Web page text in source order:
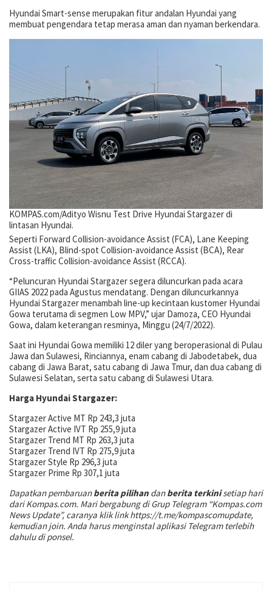
Hyundai Smart-sense merupakan fitur andalan Hyundai yang
membuat pengendara tetap merasa aman dan nyaman berkendara.
KOMPAS.com/Adityo Wisnu Test Drive Hyundai Stargazer di
lintasan Hyundai.
Seperti Forward Collision-avoidance Assist (FCA), Lane Keeping
Assist (LKA), Blind-spot Collision-avoidance Assist (BCA), Rear
Cross-traffic Collision-avoidance Assist (RCCA).
“Peluncuran Hyundai Stargazer segera diluncurkan pada acara
GIIAS 2022 pada Agustus mendatang. Dengan diluncurkannya
Hyundai Stargazer menambah line-up kecintaan kustomer Hyundai
Gowa terutama di segmen Low MPV,” ujar Damoza, CEO Hyundai
Gowa, dalam keterangan resminya, Minggu (24/7/2022).
Saat ini Hyundai Gowa memiliki 12 diler yang beroperasional di Pulau
Jawa dan Sulawesi, Rinciannya, enam cabang di Jabodetabek, dua
cabang di Jawa Barat, satu cabang di Jawa Tmur, dan dua cabang di
Sulawesi Selatan, serta satu cabang di Sulawesi Utara.
Harga Hyundai Stargazer:
Stargazer Active MT Rp 243,3 juta
Stargazer Active IVT Rp 255,9 juta
Stargazer Trend MT Rp 263,3 juta
Stargazer Trend IVT Rp 275,9 juta
Stargazer Style Rp 296,3 juta
Stargazer Prime Rp 307,1 juta
Dapatkan pembaruanberita pilihan danberita terkinisetiap hari
dari Kompas.com. Mari bergabung di Grup Telegram “Kompas.com
News Update”, caranya klik link https://t.me/kompascomupdate,
kemudian join. Anda harus menginstal aplikasi Telegram terlebih
dahulu di ponsel.